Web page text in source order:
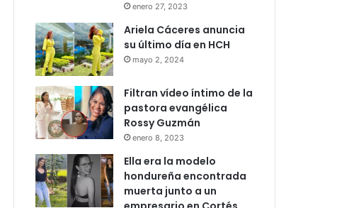
enero 27, 2023
Ariela Cáceres anuncia
su último día en HCH
mayo 2, 2024
Filtran vídeo íntimo de la
pastora evangélica
Rossy Guzmán
enero 8, 2023
Ella era la modelo
hondureña encontrada
muerta junto a un